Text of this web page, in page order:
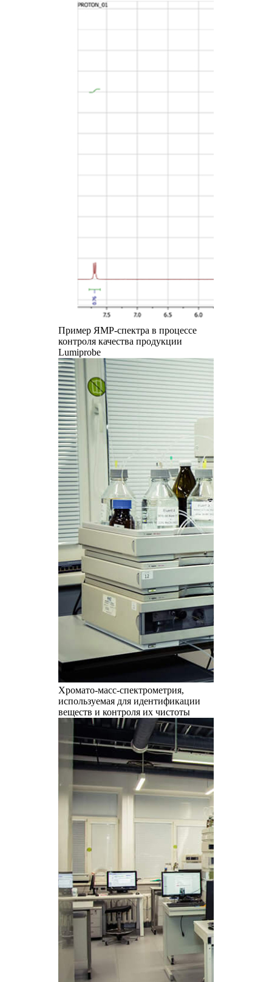
Пример ЯМР-спектра в процессе
контроля качества продукции
Lumiprobe
Хромато-масс-спектрометрия,
используемая для идентификации
веществ и контроля их чистоты